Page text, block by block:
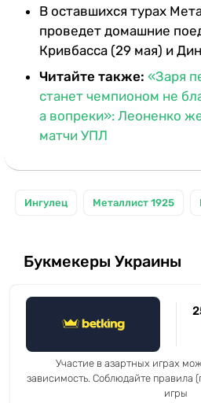
В оставшихся турах
проведет домашние
Кривбасса (29 мая) и
Читайте также: «Заря
станет чемпионом не
а вопреки»: Леоненко
матчи УПЛ
Ингулец Металлист 1925
Букмекеры Украины
Участие в азартных играх
зависимость. Соблюдайте правила
игры